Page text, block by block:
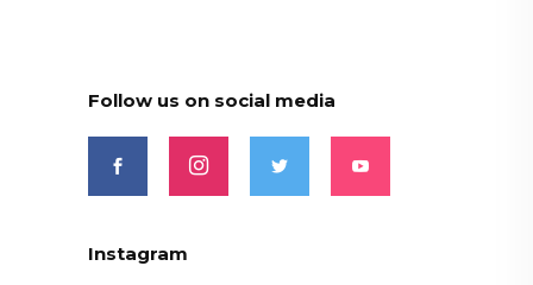
Follow us on social media
Instagram